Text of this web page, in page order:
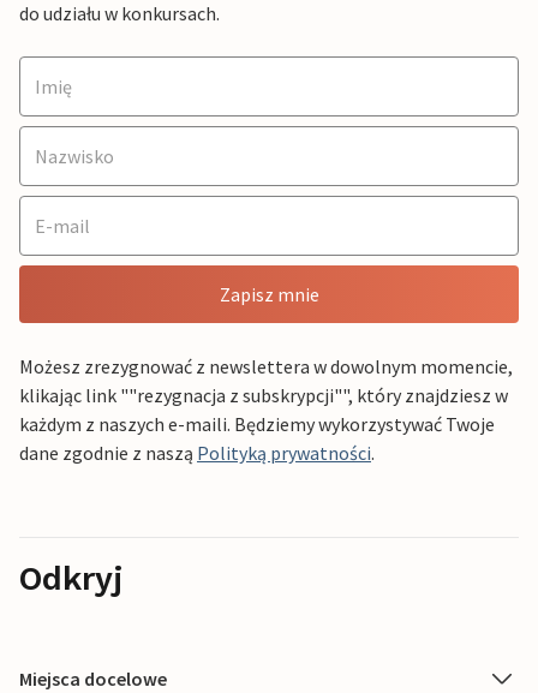
do udziału w konkursach.
Zapisz mnie
Możesz zrezygnować z newslettera w dowolnym momencie,
klikając link ""rezygnacja z subskrypcji"", który znajdziesz w
każdym z naszych e-maili. Będziemy wykorzystywać Twoje
dane zgodnie z naszą Polityką prywatności.
Odkryj
Miejsca docelowe